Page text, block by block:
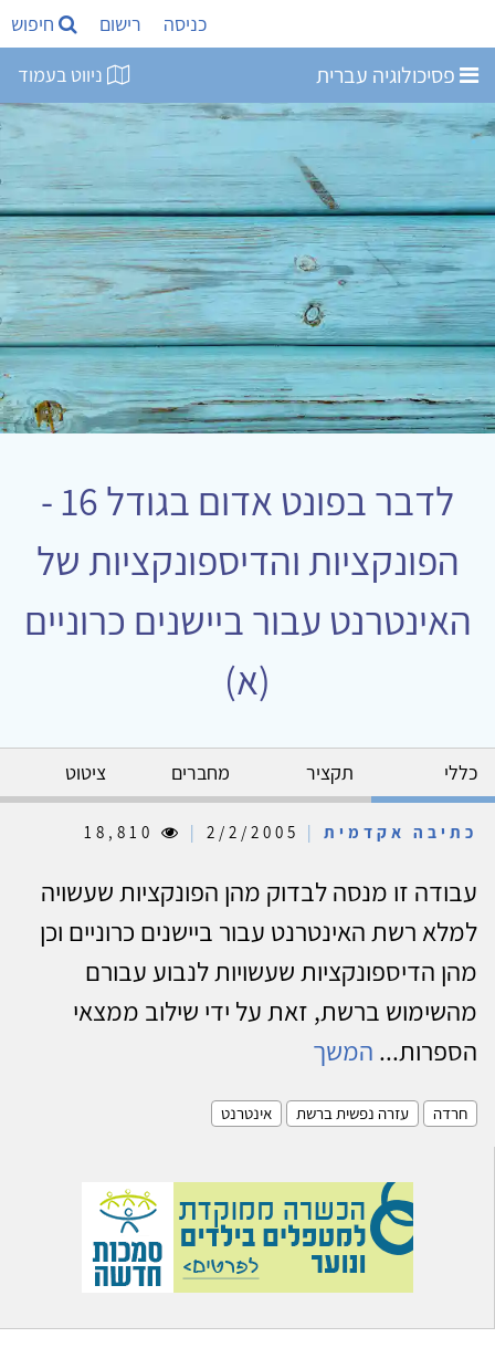
כניסה רישום חיפוש
פסיכולוגיה עברית ניווט בעמוד
לדבר בפונט אדום בגודל 16 -
הפונקציות והדיספונקציות של
האינטרנט עבור ביישנים כרוניים
(א)
כללי תקציר מחברים ציטוט
כתיבה אקדמית |
|
עבודה זו מנסה לבדוק מהן הפונקציות שעשויה
למלא רשת האינטרנט עבור ביישנים כרוניים וכן
מהן הדיספונקציות שעשויות לנבוע עבורם
מהשימוש ברשת, זאת על ידי שילוב ממצאי
הספרות... המשך
חרדה עזרה נפשית ברשת אינטרנט